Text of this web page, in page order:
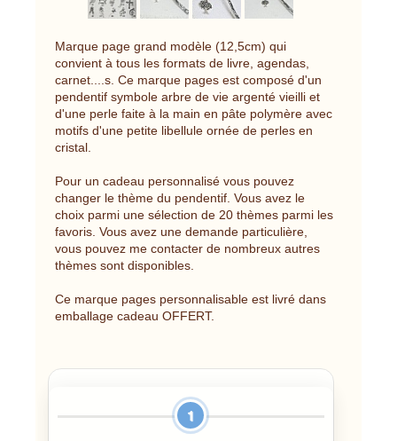
Marque page grand modèle (12,5cm) qui
convient à tous les formats de livre, agendas,
carnet....s. Ce marque pages est composé d'un
pendentif symbole arbre de vie argenté vieilli et
d'une perle faite à la main en pâte polymère avec
motifs d'une petite libellule ornée de perles en
cristal.
Pour un cadeau personnalisé vous pouvez
changer le thème du pendentif. Vous avez le
choix parmi une sélection de 20 thèmes parmi les
favoris. Vous avez une demande particulière,
vous pouvez me contacter de nombreux autres
thèmes sont disponibles.
Ce marque pages personnalisable est livré dans
emballage cadeau OFFERT.
1